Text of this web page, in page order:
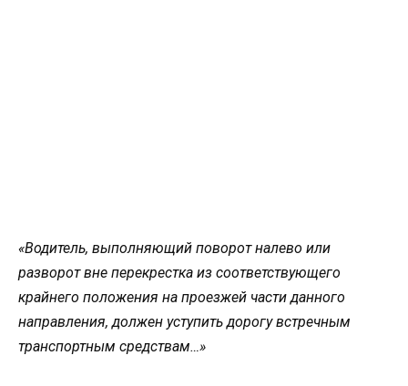
«Водитель, выполняющий поворот налево или
разворот вне перекрестка из соответствующего
крайнего положения на проезжей части данного
направления, должен уступить дорогу встречным
транспортным средствам…»